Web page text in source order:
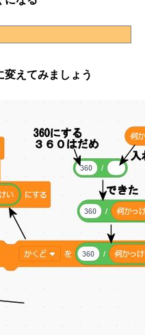
えてみましょう